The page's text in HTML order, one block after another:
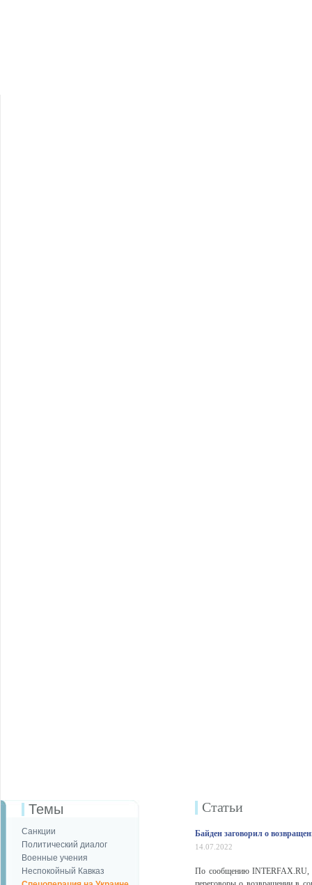
Темы
Санкции
Политический диалог
Военные учения
Неспокойный Кавказ
Статьи
Байден заговорил о
14.07.2022
По сообщению INTERFAX.RU,